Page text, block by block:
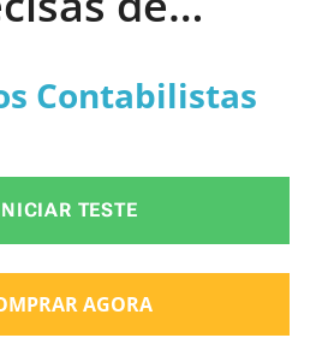
Contabilistas
TESTE
AGORA